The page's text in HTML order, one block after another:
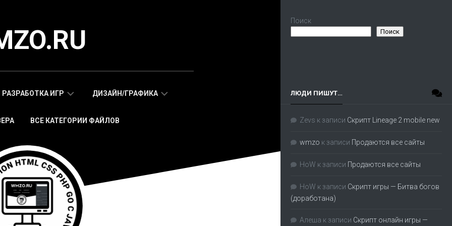
РАЗРАБОТКА ИГР
МОБИЛЬНЫХ
ИГР
HTML5
ИГРЫ
СКРИПТЫ
WEB
ДИЗАЙН/ГРАФИКА
HTML5
ВСЕ КАТЕГОРИИ ФАЙЛОВ
Поиск
Поиск
ЛЮДИ ПИШУТ…
Zevs к записи Скрипт Lineage 2 mobile new
wmzo к записи Продаются все сайты
HoW к записи Продаются все сайты
HoW к записи Скрипт игры — Битва богов
(доработана)
Алеша к записи Скрипт онлайн игры —